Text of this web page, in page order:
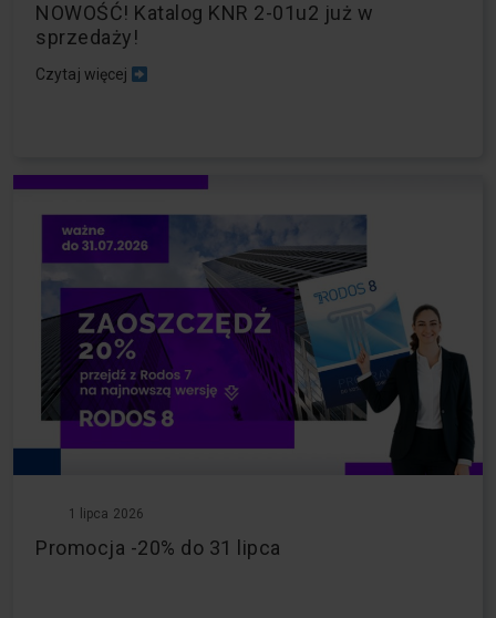
NOWOŚĆ! Katalog KNR 2-01u2 już w
sprzedaży!
Czytaj więcej
1 lipca 2026
Promocja -20% do 31 lipca